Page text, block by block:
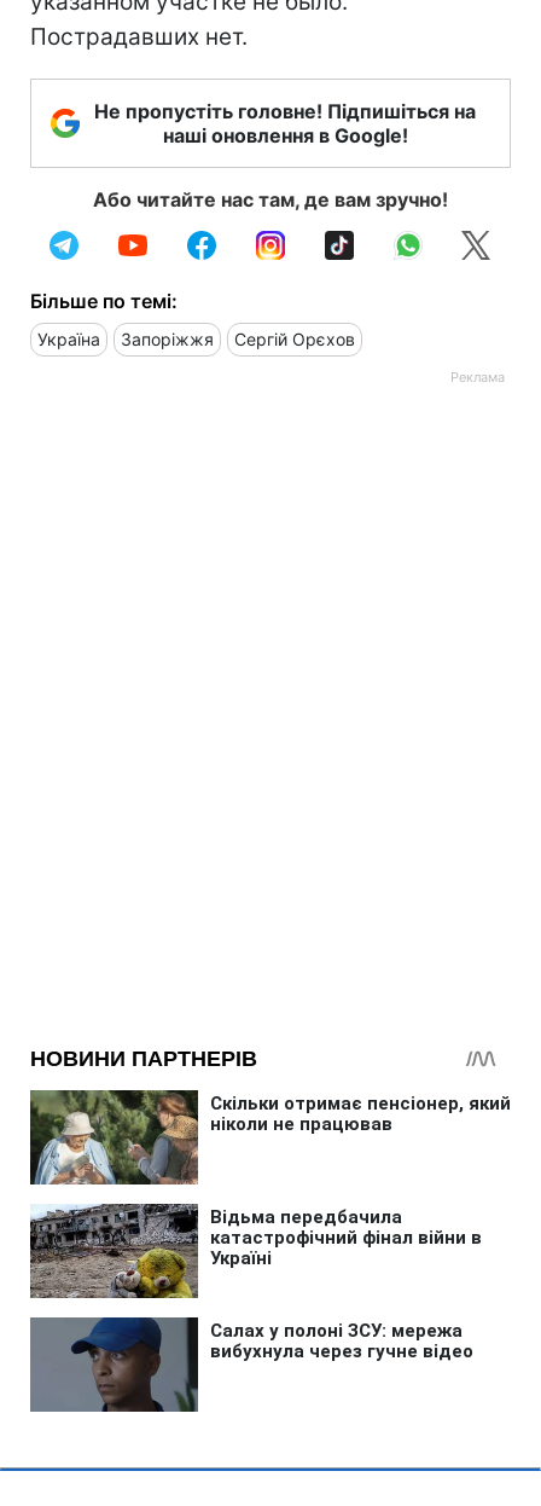
Пострадавших нет.
Не пропустіть головне! Підпишіться на
наші оновлення в Google!
Або читайте нас там, де вам зручно!
Більше по темі:
Україна Запоріжжя Сергій Орєхов